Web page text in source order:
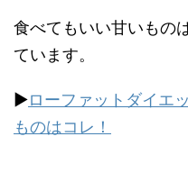
食べてもいい甘いもの
ています。
▶︎ローファットダイエ
ものはコレ！